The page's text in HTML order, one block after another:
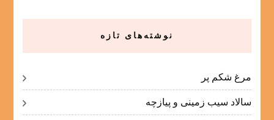
نوشته‌های تازه
مرغ شکم پر
سالاد سیب زمینی و پیازچه